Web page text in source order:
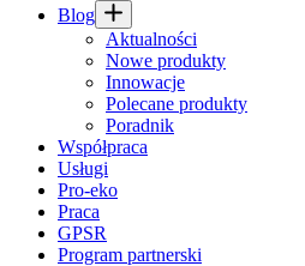
Blog
Aktualności
Nowe produkty
Innowacje
Polecane produkty
Poradnik
Współpraca
Usługi
Pro-eko
Praca
GPSR
Program partnerski